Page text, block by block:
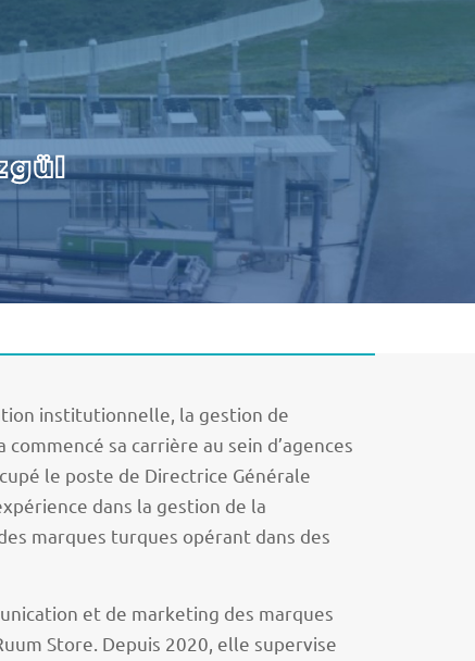
institutionnelle, la gestion de
sa carrière au sein d’agences
le poste de Directrice Générale
dans la gestion de la
marques turques opérant dans des
et de marketing des marques
Store. Depuis 2020, elle supervise